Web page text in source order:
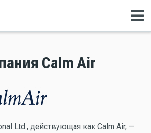
Calm Air
Ltd., действующая как Calm Air, —